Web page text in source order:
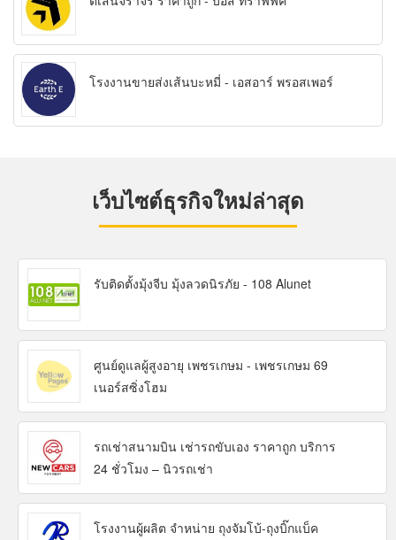
โรงงานขายส่งเส้นบะหมี่ - เอสอาร์ พรอสเพอร์
เว็บไซต์ธุรกิจใหม่ล่าสุด
รับติดตั้งมุ้งจีบ มุ้งลวดนิรภัย - 108 Alunet
ศูนย์ดูแลผู้สูงอายุ เพชรเกษม - เพชรเกษม 69
เนอร์สซิ่งโฮม
รถเช่าสนามบิน เช่ารถขับเอง ราคาถูก บริการ
24 ชั่วโมง – นิวรถเช่า
โรงงานผู้ผลิต จำหน่าย ถุงจัมโบ้-ถุงบิ๊กแบ็ค